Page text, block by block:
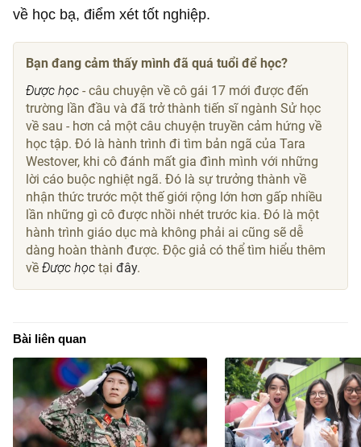
về học bạ, điểm xét tốt nghiệp.
Bạn đang cảm thấy mình đã quá tuổi để học?
Được học - câu chuyện về cô gái 17 mới được đến
trường lần đầu và đã trở thành tiến sĩ ngành Sử học
về sau - hơn cả một câu chuyện truyền cảm hứng về
học tập. Đó là hành trình đi tìm bản ngã của Tara
Westover, khi cô đánh mất gia đình mình với những
lời cáo buộc nghiệt ngã. Đó là sự trưởng thành về
nhận thức trước một thế giới rộng lớn hơn gấp nhiều
lần những gì cô được nhồi nhét trước kia. Đó là một
hành trình giáo dục mà không phải ai cũng sẽ dễ
dàng hoàn thành được. Độc giả có thể tìm hiểu thêm
vềĐược họctại đây.
Bài liên quan